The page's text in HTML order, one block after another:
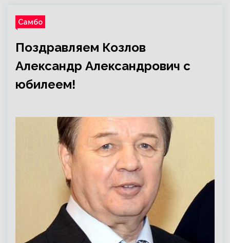
Самбо
Поздравляем Козлов
Александр Александрович с
юбилеем!